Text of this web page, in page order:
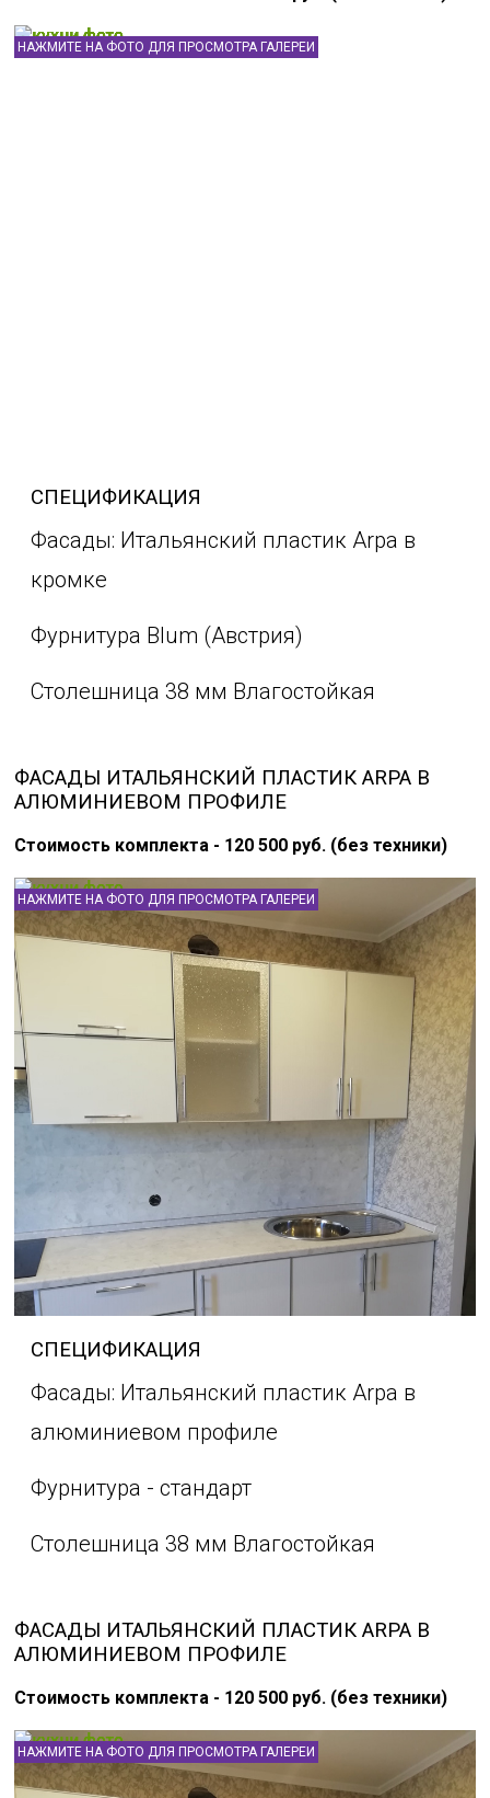
НАЖМИТЕ НА ФОТО ДЛЯ ПРОСМОТРА ГАЛЕРЕИ
СПЕЦИФИКАЦИЯ
Фасады: Итальянский пластик Arpa в
кромке
Фурнитура Blum (Австрия)
Столешница 38 мм Влагостойкая
ФАСАДЫ ИТАЛЬЯНСКИЙ ПЛАСТИК ARPA В
АЛЮМИНИЕВОМ ПРОФИЛЕ
Стоимость комплекта - 120 500 руб. (без техники)
НАЖМИТЕ НА ФОТО ДЛЯ ПРОСМОТРА ГАЛЕРЕИ
СПЕЦИФИКАЦИЯ
Фасады: Итальянский пластик Arpa в
алюминиевом профиле
Фурнитура - стандарт
Столешница 38 мм Влагостойкая
ФАСАДЫ ИТАЛЬЯНСКИЙ ПЛАСТИК ARPA В
АЛЮМИНИЕВОМ ПРОФИЛЕ
Стоимость комплекта - 120 500 руб. (без техники)
НАЖМИТЕ НА ФОТО ДЛЯ ПРОСМОТРА ГАЛЕРЕИ